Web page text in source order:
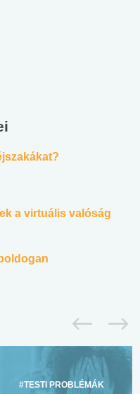
a virtuális valóság
#TESTI PROBLÉMÁK